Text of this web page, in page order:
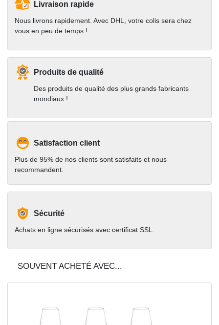
Livraison rapide
Nous livrons rapidement. Avec DHL, votre colis sera chez
vous en peu de temps !
Produits de qualité
Des produits de qualité des plus grands fabricants
mondiaux !
Satisfaction client
Plus de 95% de nos clients sont satisfaits et nous
recommandent.
Sécurité
Achats en ligne sécurisés avec certificat SSL.
SOUVENT ACHETÉ AVEC...